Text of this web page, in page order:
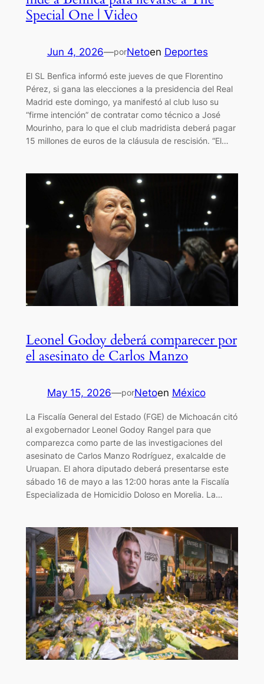
Special One | Video
Jun 4, 2026—porNetoen Deportes
El SL Benfica informó este jueves de que Florentino
Pérez, si gana las elecciones a la presidencia del Real
Madrid este domingo, ya manifestó al club luso su
“firme intención” de contratar como técnico a José
Mourinho, para lo que el club madridista deberá pagar
15 millones de euros de la cláusula de rescisión. “El…
Leonel Godoy deberá comparecer por
el asesinato de Carlos Manzo
May 15, 2026—porNetoen México
La Fiscalía General del Estado (FGE) de Michoacán citó
al exgobernador Leonel Godoy Rangel para que
comparezca como parte de las investigaciones del
asesinato de Carlos Manzo Rodríguez, exalcalde de
Uruapan. El ahora diputado deberá presentarse este
sábado 16 de mayo a las 12:00 horas ante la Fiscalía
Especializada de Homicidio Doloso en Morelia. La…